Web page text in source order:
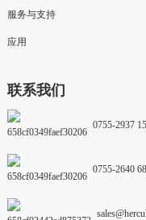
服务与支持
应用
联系我们
0755-2937
0755-2640